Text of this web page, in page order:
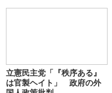
立憲民主党「『秩序ある』
は官製ヘイト」 政府の外